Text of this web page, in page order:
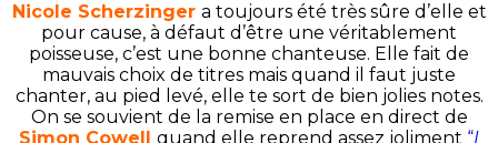
Nicole Scherzinger a toujours été très sûre d’elle et
pour cause, à défaut d’être une véritablement
poisseuse, c’est une bonne chanteuse. Elle fait de
mauvais choix de titres mais quand il faut juste
chanter, au pied levé, elle te sort de bien jolies notes.
On se souvient de la remise en place en direct de
Simon Cowell quand elle reprend assez joliment “I